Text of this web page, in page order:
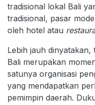
tradisional lokal Bali
tradisional, pasar
oleh hotel atau
Lebih jauh
Bali merupakan
satunya organisasi
yang mendapatkan
pemimpin daerah.